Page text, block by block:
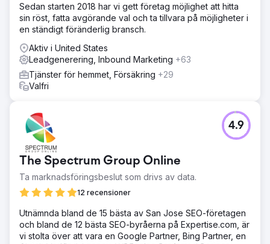
Sedan starten 2018 har vi gett företag möjlighet att hitta
sin röst, fatta avgörande val och ta tillvara på möjligheter i
en ständigt föränderlig bransch.
Aktiv i United States
Leadgenerering, Inbound Marketing +63
Tjänster för hemmet, Försäkring +29
Valfri
The Spectrum Group Online
Ta marknadsföringsbeslut som drivs av data.
12 recensioner
4.9
Utnämnda bland de 15 bästa av San Jose SEO-företagen
och bland de 12 bästa SEO-byråerna på Expertise.com, är
vi stolta över att vara en Google Partner, Bing Partner, en